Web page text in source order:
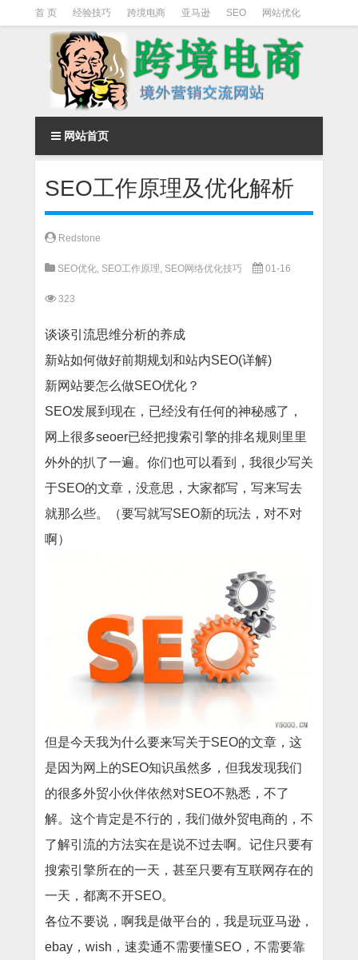
首 页 经验技巧 跨境电商 亚马逊 SEO 网站优化
Facebook营销 Facebook广告 facebook营销技巧
instagram营销
网站首页
SEO工作原理及优化解析
Redstone
SEO优化, SEO工作原理, SEO网络优化技巧 01-16
323
谈谈引流思维分析的养成
新站如何做好前期规划和站内SEO(详解)
新网站要怎么做SEO优化？
SEO发展到现在，已经没有任何的神秘感了，
网上很多seoer已经把搜索引擎的排名规则里里
外外的扒了一遍。你们也可以看到，我很少写关
于SEO的文章，没意思，大家都写，写来写去
就那么些。（要写就写SEO新的玩法，对不对
啊）
但是今天我为什么要来写关于SEO的文章，这
是因为网上的SEO知识虽然多，但我发现我们
的很多外贸小伙伴依然对SEO不熟悉，不了
解。这个肯定是不行的，我们做外贸电商的，不
了解引流的方法实在是说不过去啊。记住只要有
搜索引擎所在的一天，甚至只要有互联网存在的
一天，都离不开SEO。
各位不要说，啊我是做平台的，我是玩亚马逊，
ebay，wish，速卖通不需要懂SEO，不需要靠